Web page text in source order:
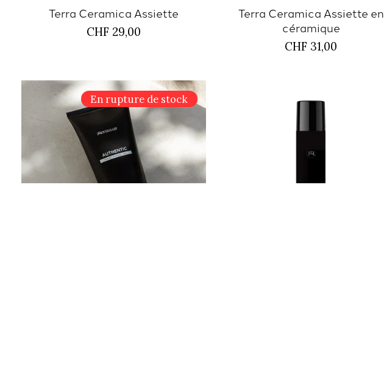
Terra Ceramica Assiette
CHF 29,00
Terra Ceramica Assiette en
céramique
CHF 31,00
En rupture de stock